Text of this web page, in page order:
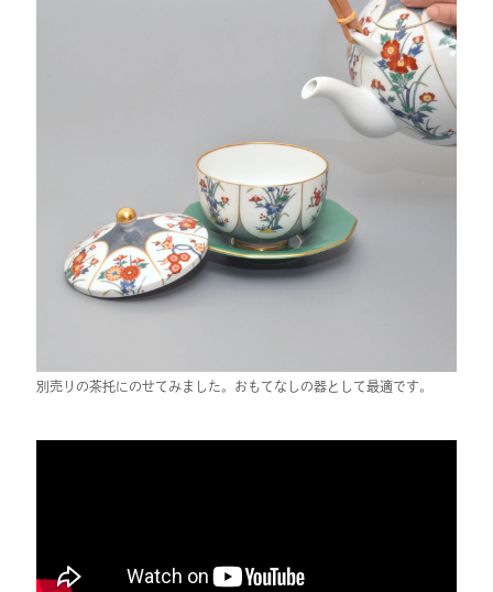
別売りの茶托にのせてみました。おもてなしの器として最適です。